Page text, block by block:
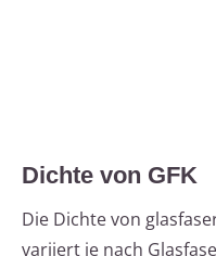
Dichte von GFK
Die Dichte von
variiert je nach